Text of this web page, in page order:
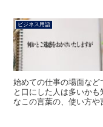
ビジネス用語
始めての仕事の場面など
と口にした人は多いか
なこの言葉の、使い方